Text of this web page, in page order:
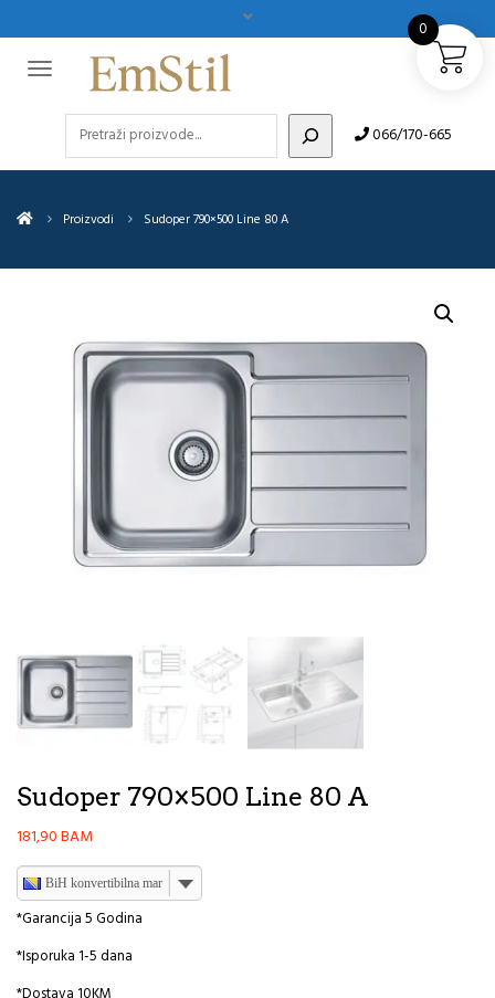
066/170-665
Proizvodi Sudoper 790×500 Line 80 A
Sudoper 790×500 Line 80 A
181,90BAM
BiH konvertibilna marka
*Garancija 5 Godina
*Isporuka 1-5 dana
0